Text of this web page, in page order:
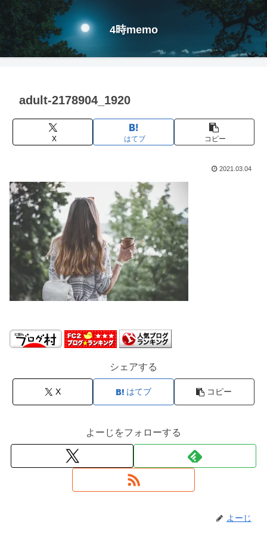
4時memo
adult-2178904_1920
X はてブ コピー
2021.03.04
シェアする
X はてブ コピー
よーじをフォローする
よーじ